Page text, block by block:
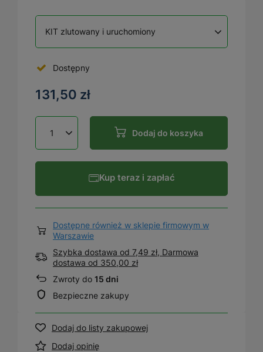
KIT zlutowany i uruchomiony
Dostępny
131,50 zł
Dodaj do koszyka
Kup teraz i zapłać
Dostępne również w sklepie firmowym w
Warszawie
Szybka dostawa od 7,49 zł, Darmowa
dostawa od 350,00 zł
Zwroty do 15 dni
Bezpieczne zakupy
Dodaj do listy zakupowej
Dodaj opinię